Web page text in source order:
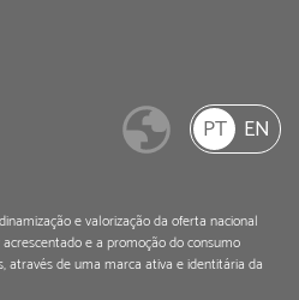
PT EN
e valorização da oferta nacional
e a promoção do consumo
através de uma marca ativa e identitária da